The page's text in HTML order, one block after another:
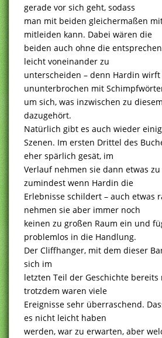
gerade vor sich geht, sodass
man mit beiden gleichermaßen
mitleiden kann. Dabei wären die
beiden auch ohne die
leicht voneinander zu
unterscheiden – denn Hardin
ununterbrochen mit
um sich, was inzwischen zu
dazugehört.
Natürlich gibt es auch wieder
Szenen. Im ersten Drittel des
eher spärlich gesät, im
Verlauf nehmen sie dann etwas
zumindest wenn Hardin die
Erlebnisse schildert – auch etwas
nehmen sie aber immer noch
keinen zu großen Raum ein und
problemlos in die Handlung.
Der Cliffhanger, mit dem dieser
sich im
letzten Teil der Geschichte bereits
trotzdem waren viele
Ereignisse sehr überraschend.
es nicht leicht haben
werden, war zu erwarten, aber